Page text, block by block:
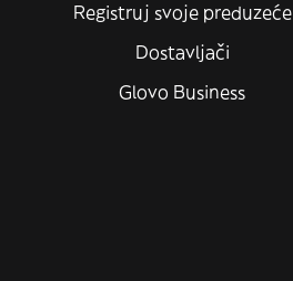
Registruj svoje preduzeće
Dostavljači
Glovo Business